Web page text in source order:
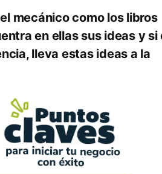
mecánico como los libros
en ellas sus ideas y si
lleva estas ideas a la